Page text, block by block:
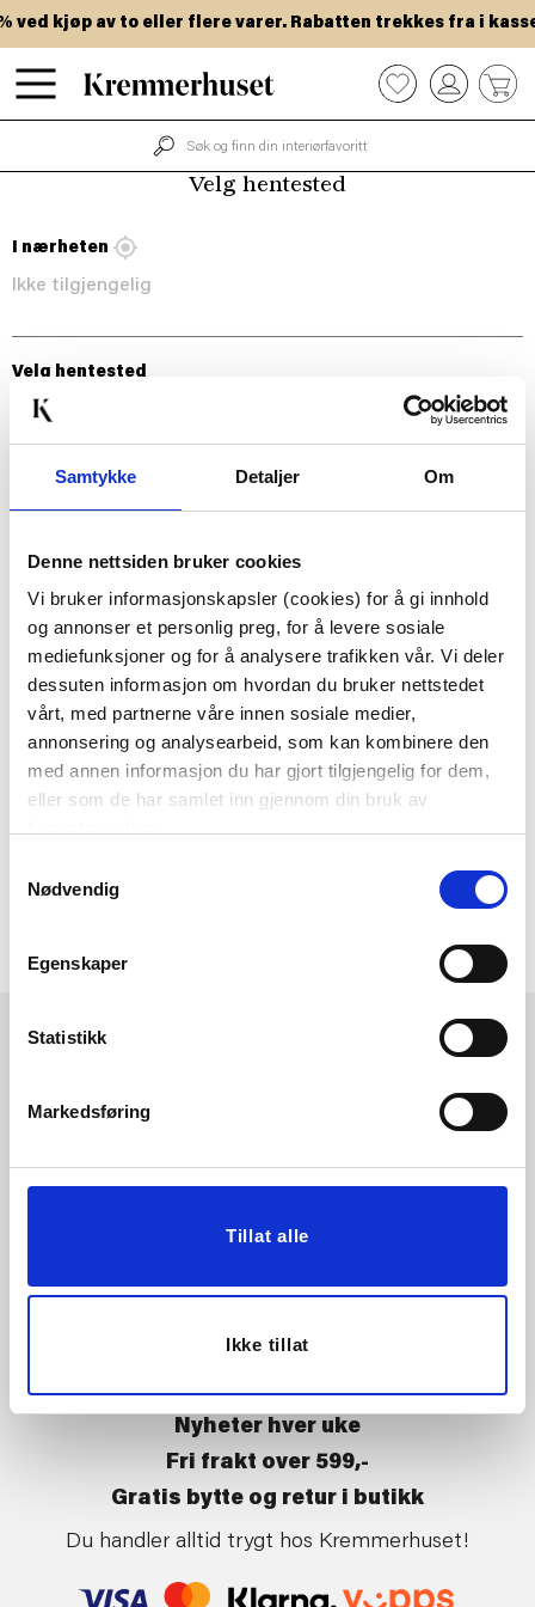
Samtykke Detaljer Om
Denne nettsiden bruker cookies
Vi bruker informasjonskapsler (cookies) for å gi innhold
og annonser et personlig preg, for å levere sosiale
mediefunksjoner og for å analysere trafikken vår. Vi deler
dessuten informasjon om hvordan du bruker nettstedet
vårt, med partnerne våre innen sosiale medier,
annonsering og analysearbeid, som kan kombinere den
med annen informasjon du har gjort tilgjengelig for dem,
eller som de har samlet inn gjennom din bruk av
Nødvendig
Egenskaper
Statistikk
Markedsføring
Tillat alle
Ikke tillat
Hopp
til
hovedinnhold
ved kjøp av to eller flere varer. Rabatten trekkes fra i
0
Velg hentested
I nærheten
Ikke tilgjengelig
Velg hentested
BLI MED!
Som medlem i kundeklubben vår får du
alltid laveste prisogmange fristende
tilbud!
BLI MEDLEM
Følg oss gjerne på
sosiale medier!
Kundeklubb Tilbakekalling av varer
Handle på nett
Betaling og levering
Nyheter hver uke
Fri frakt over 599,-
Gratis bytte og retur i butikk
Du handler alltid trygt hos Kremmerhuset!